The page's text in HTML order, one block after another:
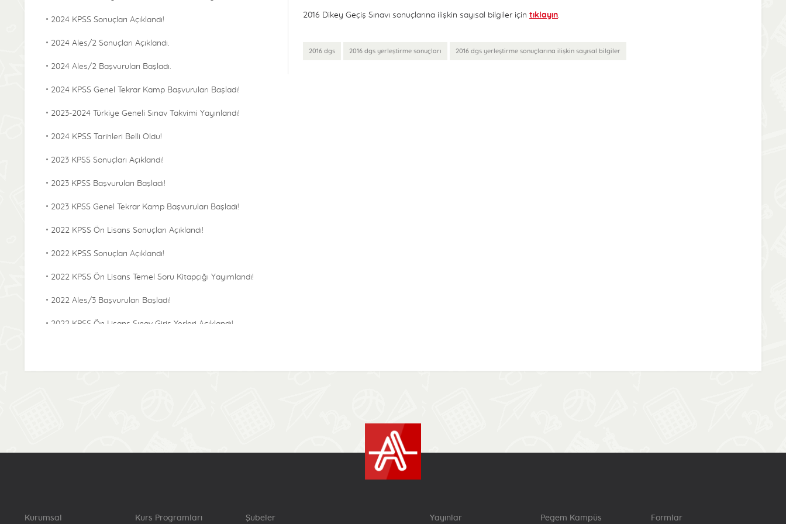
2024 KPSS Sonuçları Açıklandı!
2024 Ales/2 Sonuçları Açıklandı.
2024 Ales/2 Başvuruları Başladı.
2024 KPSS Genel Tekrar Kamp Başvuruları Başladı!
2023-2024 Türkiye Geneli Sınav Takvimi Yayınlandı!
2024 KPSS Tarihleri Belli Oldu!
2023 KPSS Sonuçları Açıklandı!
2023 KPSS Başvuruları Başladı!
2023 KPSS Genel Tekrar Kamp Başvuruları Başladı!
2022 KPSS Ön Lisans Sonuçları Açıklandı!
2022 KPSS Sonuçları Açıklandı!
2022 KPSS Ön Lisans Temel Soru Kitapçığı Yayımlandı!
2022 Ales/3 Başvuruları Başladı!
2022 KPSS Ön Lisans Sınav Giriş Yerleri Açıklandı!
2022 Lisans Temel Soru Kitapçığı Yayımlandı!
2016 Dikey Geçiş Sınavı sonuçlarına ilişkin sayısal bilgiler için tıklayın.
2016 dgs 2016 dgs yerleştirme sonuçları 2016 dgs yerleştirme sonuçlarına ilişkin sayısal bilgiler
Kurumsal Kurs Programları Şubeler Yayınlar Pegem Kampüs Formlar